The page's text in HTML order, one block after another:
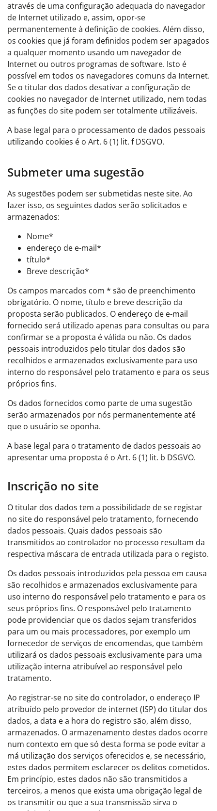
através de uma configuração adequada do navegador
de Internet utilizado e, assim, opor-se
permanentemente à definição de cookies. Além disso,
os cookies que já foram definidos podem ser apagados
a qualquer momento usando um navegador de
Internet ou outros programas de software. Isto é
possível em todos os navegadores comuns da Internet.
Se o titular dos dados desativar a configuração de
cookies no navegador de Internet utilizado, nem todas
as funções do site podem ser totalmente utilizáveis.
A base legal para o processamento de dados pessoais
utilizando cookies é o Art. 6 (1) lit. f DSGVO.
Submeter uma sugestão
As sugestões podem ser submetidas neste site. Ao
fazer isso, os seguintes dados serão solicitados e
armazenados:
Nome*
endereço de e-mail*
título*
Breve descrição*
Os campos marcados com * são de preenchimento
obrigatório. O nome, título e breve descrição da
proposta serão publicados. O endereço de e-mail
fornecido será utilizado apenas para consultas ou para
confirmar se a proposta é válida ou não. Os dados
pessoais introduzidos pelo titular dos dados são
recolhidos e armazenados exclusivamente para uso
interno do responsável pelo tratamento e para os seus
próprios fins.
Os dados fornecidos como parte de uma sugestão
serão armazenados por nós permanentemente até
que o usuário se oponha.
A base legal para o tratamento de dados pessoais ao
apresentar uma proposta é o Art. 6 (1) lit. b DSGVO.
Inscrição no site
O titular dos dados tem a possibilidade de se registar
no site do responsável pelo tratamento, fornecendo
dados pessoais. Quais dados pessoais são
transmitidos ao controlador no processo resultam da
respectiva máscara de entrada utilizada para o registo.
Os dados pessoais introduzidos pela pessoa em causa
são recolhidos e armazenados exclusivamente para
uso interno do responsável pelo tratamento e para os
seus próprios fins. O responsável pelo tratamento
pode providenciar que os dados sejam transferidos
para um ou mais processadores, por exemplo um
fornecedor de serviços de encomendas, que também
utilizará os dados pessoais exclusivamente para uma
utilização interna atribuível ao responsável pelo
tratamento.
Ao registrar-se no site do controlador, o endereço IP
atribuído pelo provedor de internet (ISP) do titular dos
dados, a data e a hora do registro são, além disso,
armazenados. O armazenamento destes dados ocorre
num contexto em que só desta forma se pode evitar a
má utilização dos serviços oferecidos e, se necessário,
estes dados permitem esclarecer os delitos cometidos.
Em princípio, estes dados não são transmitidos a
terceiros, a menos que exista uma obrigação legal de
os transmitir ou que a sua transmissão sirva o